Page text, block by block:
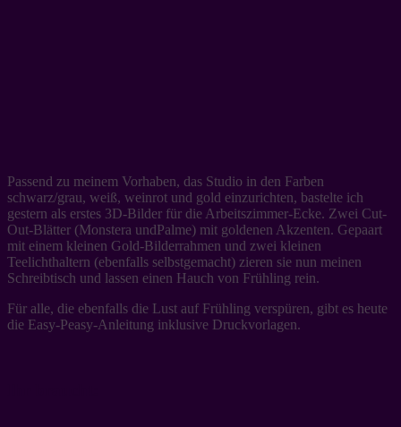
Passend zu meinem Vorhaben, das Studio in den Farben
schwarz/grau, weiß, weinrot und gold einzurichten, bastelte ich
gestern als erstes 3D-Bilder für die Arbeitszimmer-Ecke. Zwei Cut-
Out-Blätter (Monstera undPalme) mit goldenen Akzenten. Gepaart
mit einem kleinen Gold-Bilderrahmen und zwei kleinen
Teelichthaltern (ebenfalls selbstgemacht) zieren sie nun meinen
Schreibtisch und lassen einen Hauch von Frühling rein.
Für alle, die ebenfalls die Lust auf Frühling verspüren, gibt es heute
die Easy-Peasy-Anleitung inklusive Druckvorlagen.